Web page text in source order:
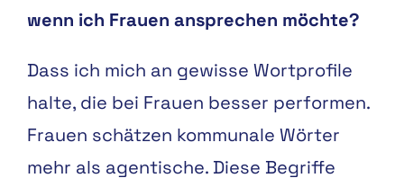
wenn ich Frauen ansprechen möchte?
Dass ich mich an gewisse Wortprofile
halte, die bei Frauen besser performen.
Frauen schätzen kommunale Wörter
mehr als agentische. Diese Begriffe